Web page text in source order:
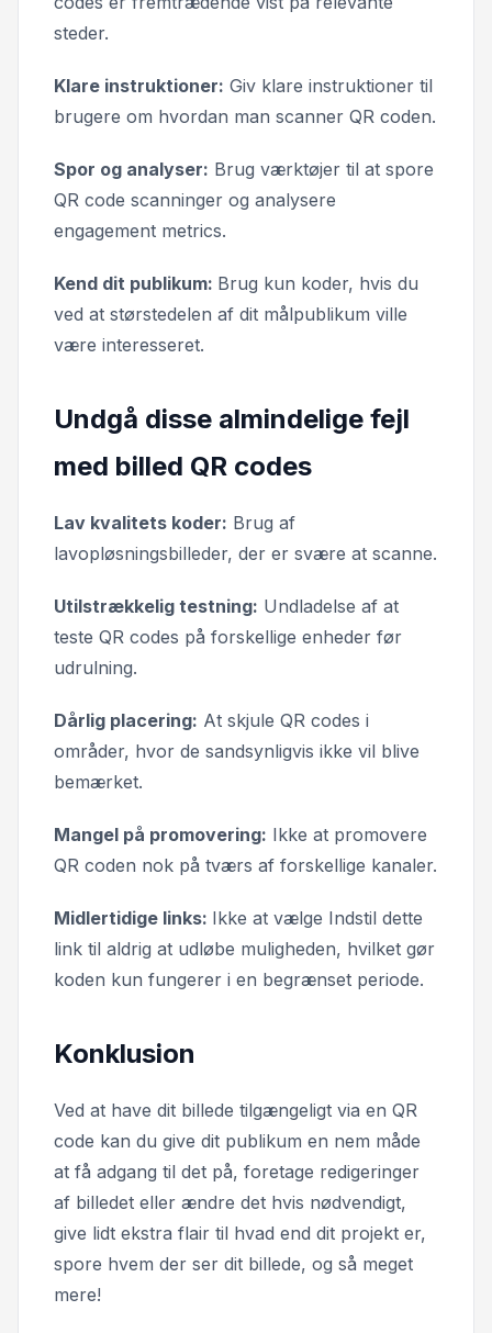
steder.
Klare instruktioner: Giv klare instruktioner til
brugere om hvordan man scanner QR coden.
Spor og analyser: Brug værktøjer til at spore
QR code scanninger og analysere
engagement metrics.
Kend dit publikum: Brug kun koder, hvis du
ved at størstedelen af dit målpublikum ville
være interesseret.
Undgå disse almindelige fejl
med billed QR codes
Lav kvalitets koder: Brug af
lavopløsningsbilleder, der er svære at scanne.
Utilstrækkelig testning: Undladelse af at
teste QR codes på forskellige enheder før
udrulning.
Dårlig placering: At skjule QR codes i
områder, hvor de sandsynligvis ikke vil blive
bemærket.
Mangel på promovering: Ikke at promovere
QR coden nok på tværs af forskellige kanaler.
Midlertidige links: Ikke at vælge Indstil dette
link til aldrig at udløbe muligheden, hvilket gør
koden kun fungerer i en begrænset periode.
Konklusion
Ved at have dit billede tilgængeligt via en QR
code kan du give dit publikum en nem måde
at få adgang til det på, foretage redigeringer
af billedet eller ændre det hvis nødvendigt,
give lidt ekstra flair til hvad end dit projekt er,
spore hvem der ser dit billede, og så meget
mere!